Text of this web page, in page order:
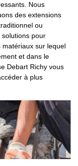
Nous
des extensions
ou
pour
sur lequel
et dans le
Debart Richy vous
à plus